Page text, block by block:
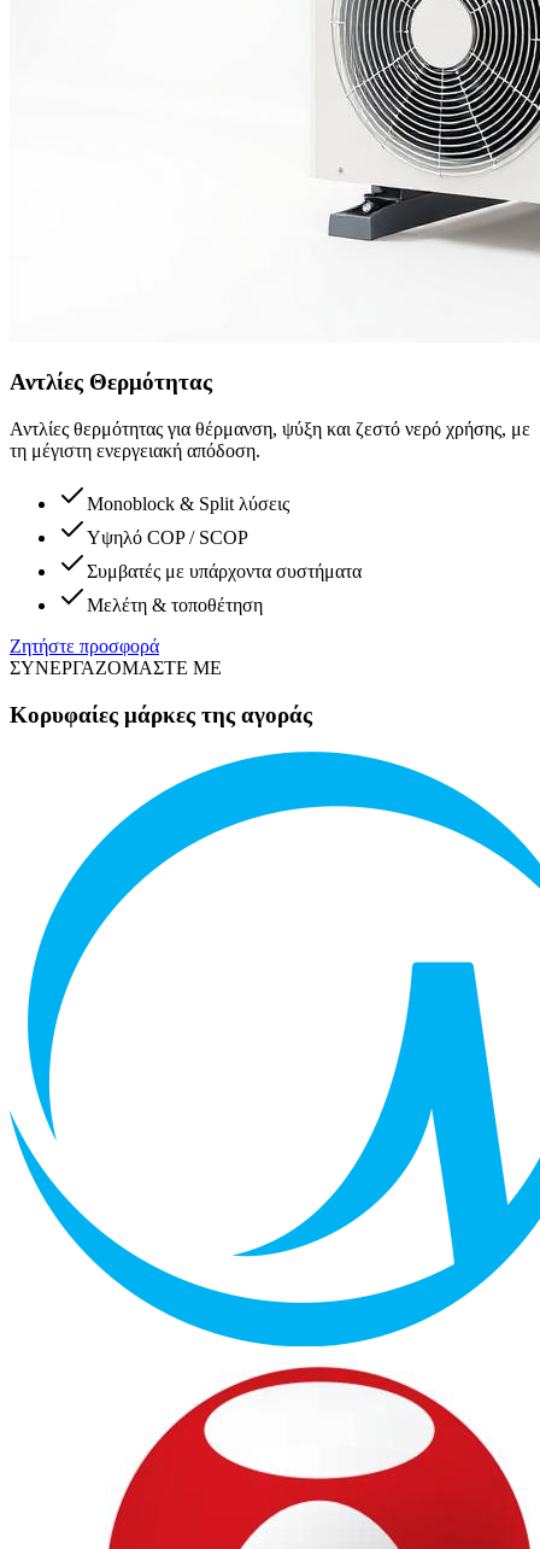
Αντλίες Θερμότητας
Αντλίες θερμότητας για θέρμανση, ψύξη και ζεστό νερό χρήσης, με
τη μέγιστη ενεργειακή απόδοση.
Monoblock & Split λύσεις
Υψηλό COP / SCOP
Συμβατές με υπάρχοντα συστήματα
Μελέτη & τοποθέτηση
Ζητήστε προσφορά
ΣΥΝΕΡΓΑΖΟΜΑΣΤΕ ΜΕ
Κορυφαίες μάρκες της αγοράς